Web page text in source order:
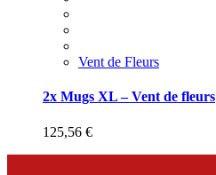
Vent de Fleurs
2x Mugs XL – Vent de fleurs
125,56 €